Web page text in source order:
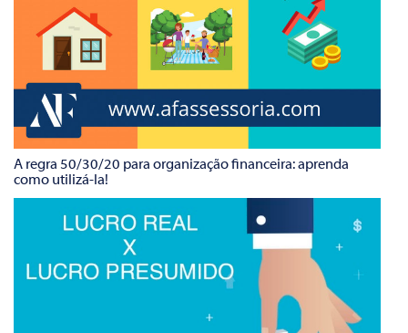
A regra 50/30/20 para organização financeira: aprenda
como utilizá-la!